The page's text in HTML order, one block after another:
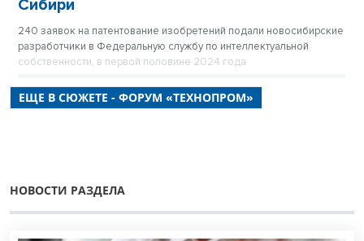
Сибири
240 заявок на патентование изобретений подали новосибирские
разработчики в Федеральную службу по интеллектуальной
собственности, в первой половине 2024 года
ЕЩЕ В СЮЖЕТЕ - ФОРУМ «ТЕХНОПРОМ»
НОВОСТИ РАЗДЕЛА